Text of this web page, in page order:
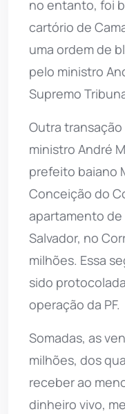
no entanto, foi
cartório de
uma ordem de
pelo ministro
Supremo
Outra
ministro André
prefeito baiano
Conceição do
apartamento
Salvador, no
milhões. Essa
sido
operação da PF.
Somadas, as
milhões, dos
receber ao
dinheiro vivo,